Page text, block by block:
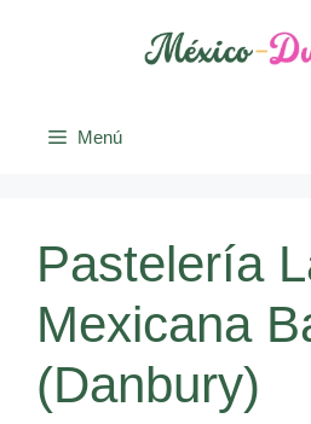
Menú
Pastelería
Mexicana
(Danbury)